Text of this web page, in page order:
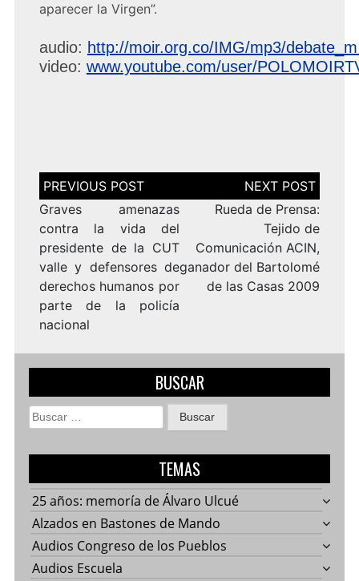
aparecer la Virgen”.
audio: http://moir.org.co/IMG/mp3/
video: www.youtube.com/user/
Navegación
de
entradas
Graves amenazas
contra la vida del
presidente de la CUT
valle y defensores de
derechos humanos por
parte de la policía
nacional
Rueda de Prensa:
Tejido de
Comunicación ACIN,
ganador del Bartolomé
de las Casas 2009
BUSCAR
Buscar:
TEMAS
25 años: memoría de Álvaro Ulcué
Alzados en Bastones de Mando
Audios Congreso de los Pueblos
Audios Escuela